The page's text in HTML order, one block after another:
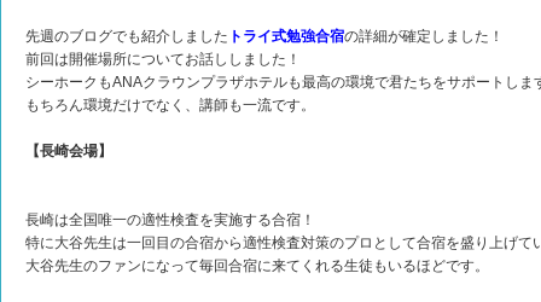
先週のブログでも紹介しました トライ式勉強合宿の詳細が確定しました！
前回は開催場所についてお話ししました！
シーホークもANAクラウンプラザホテルも最高の環境で君たちをサポートしま
もちろん環境だけでなく、講師も一流です。
【長崎会場】
長崎は全国唯一の適性検査を実施する合宿！
特に大谷先生は一回目の合宿から適性検査対策のプロとして合宿を盛り上げて
大谷先生のファンになって毎回合宿に来てくれる生徒もいるほどです。